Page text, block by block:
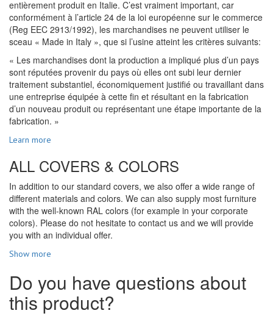
entièrement produit en Italie. C’est vraiment important, car
conformément à l’article 24 de la loi européenne sur le commerce
(Reg EEC 2913/1992), les marchandises ne peuvent utiliser le
sceau « Made in Italy », que si l’usine atteint les critères suivants:
« Les marchandises dont la production a impliqué plus d’un pays
sont réputées provenir du pays où elles ont subi leur dernier
traitement substantiel, économiquement justifié ou travaillant dans
une entreprise équipée à cette fin et résultant en la fabrication
d’un nouveau produit ou représentant une étape importante de la
fabrication. »
Learn more
ALL COVERS & COLORS
In addition to our standard covers, we also offer a wide range of
different materials and colors. We can also supply most furniture
with the well-known RAL colors (for example in your corporate
colors). Please do not hesitate to contact us and we will provide
you with an individual offer.
Show more
Do you have questions about
this product?